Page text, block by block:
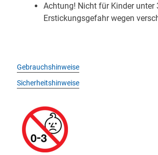
Achtung! Nicht für Kinder unter
Erstickungsgefahr wegen
Gebrauchshinweise
Sicherheitshinweise